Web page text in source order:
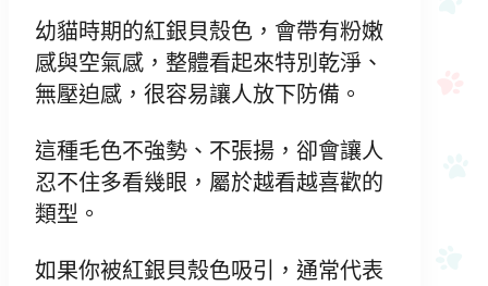
幼貓時期的紅銀貝殼色，會帶有粉嫩
感與空氣感，整體看起來特別乾淨、
無壓迫感，很容易讓人放下防備。
這種毛色不強勢、不張揚，卻會讓人
忍不住多看幾眼，屬於越看越喜歡的
類型。
如果你被紅銀貝殼色吸引，通常代表